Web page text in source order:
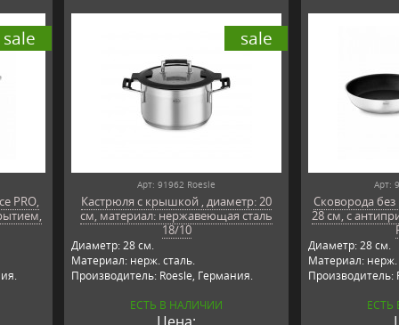
sale
PRO,
sale
Арт: 91962 Roesle
Кастрюля с крышкой , диаметр: 20
см, материал: нержавеющая сталь
18/10
Диаметр: 28 см.
Материал: нерж. сталь.
Производитель: Roesle, Германия.
ЕСТЬ В НАЛИЧИИ
Арт:
Сковорода
28 см, с
Диаметр: 28 см.
Материал: нерж.
Производитель:
ЕСТЬ